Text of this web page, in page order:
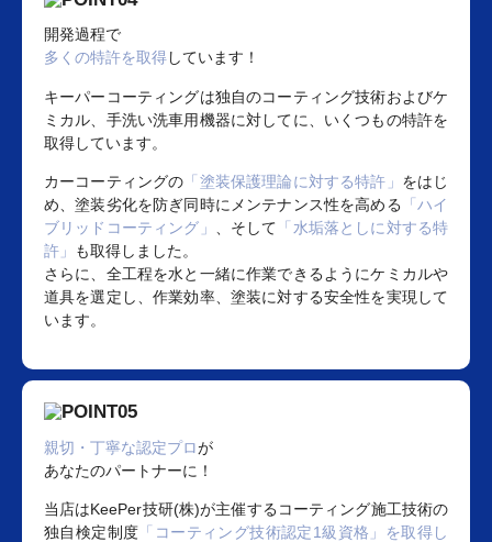
開発過程で
多くの特許を取得しています！
キーパーコーティングは独自のコーティング技術およびケ
ミカル、手洗い洗車用機器に対してに、いくつもの特許を
取得しています。
カーコーティングの 「塗装保護理論に対する特許」 をはじ
め、塗装劣化を防ぎ同時にメンテナンス性を高める
「ハイ
ブリッドコーティング」
、そして 「水垢落としに対する特
許」
も取得しました。
さらに、全工程を水と一緒に作業できるようにケミカルや
道具を選定し、作業効率、塗装に対する安全性を実現して
います。
親切・丁寧な認定プロが
あなたのパートナーに！
当店はKeePer技研(株)が主催するコーティング施工技術の
独自検定制度 「コーティング技術認定1級資格」を取得し